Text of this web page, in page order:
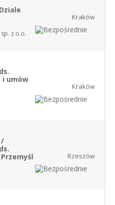
z o.o.
Kraków
umów
Kraków
/
Rzeszów